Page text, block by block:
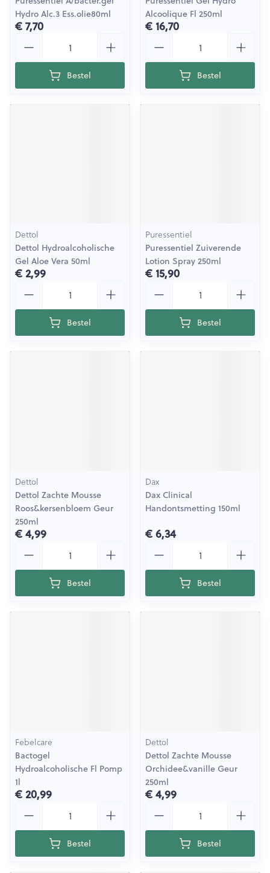
Hydro Alc.3 Ess.olie80ml
€ 7,70
Bestel
Alcoolique Fl 250ml
€ 16,70
Bestel
Dettol
Dettol Hydroalcoholische
Gel Aloe Vera 50ml
€ 2,99
Bestel
Puressentiel
Puressentiel Zuiverende
Lotion Spray 250ml
€ 15,90
Bestel
Dettol
Dettol Zachte Mousse
Roos&kersenbloem Geur
250ml
€ 4,99
Bestel
Dax
Dax Clinical
Handontsmetting 150ml
€ 6,34
Bestel
Febelcare
Bactogel
Hydroalcoholische Fl Pomp
1l
€ 20,99
Bestel
Dettol
Dettol Zachte Mousse
Orchidee&vanille Geur
250ml
€ 4,99
Bestel